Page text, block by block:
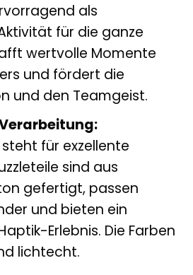
als
für die ganze
wertvolle Momente
und fördert die
und den Teamgeist.
für exzellente
sind aus
gefertigt, passen
und bieten ein
Erlebnis. Die Farben
lichtecht.